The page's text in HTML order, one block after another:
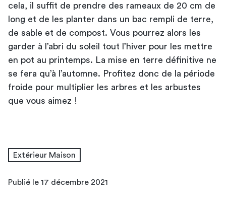
cela, il suffit de prendre des rameaux de 20 cm de
long et de les planter dans un bac rempli de terre,
de sable et de compost. Vous pourrez alors les
garder à l’abri du soleil tout l’hiver pour les mettre
en pot au printemps. La mise en terre définitive ne
se fera qu’à l’automne. Profitez donc de la période
froide pour multiplier les arbres et les arbustes
que vous aimez !
Extérieur Maison
Publié le 17 décembre 2021